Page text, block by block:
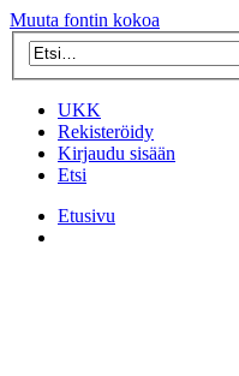
Muuta fontin kokoa
UKK
Rekisteröidy
Kirjaudu sisään
Etsi
Etusivu